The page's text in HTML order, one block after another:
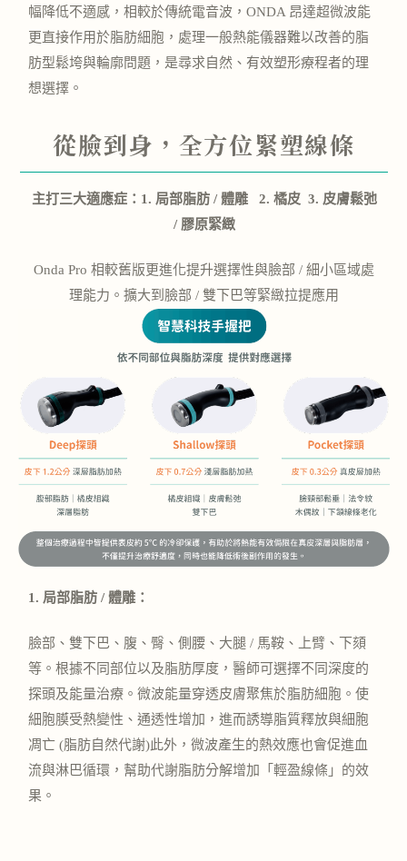
幅降低不適感，相較於傳統電音波，ONDA 昂達超微波能
更直接作用於脂肪細胞，處理一般熱能儀器難以改善的脂
肪型鬆垮與輪廓問題，是尋求自然、有效塑形療程者的理
想選擇。
從臉到身，全方位緊塑線條
主打三大適應症：1. 局部脂肪 / 體雕 2. 橘皮 3. 皮膚鬆弛
/ 膠原緊緻
Onda Pro 相較舊版更進化提升選擇性與臉部 / 細小區域處
理能力。擴大到臉部 / 雙下巴等緊緻拉提應用
1. 局部脂肪 / 體雕：
臉部、雙下巴、腹、臀、側腰、大腿 / 馬鞍、上臂、下頦
等。根據不同部位以及脂肪厚度，醫師可選擇不同深度的
探頭及能量治療。 微波能量穿透皮膚聚焦於脂肪細胞。使
細胞膜受熱變性、通透性增加，進而誘導脂質釋放與細胞
凋亡 (脂肪自然代謝)此外， 微波產生的熱效應也會促進血
流與淋巴循環，幫助代謝脂肪分解增加「輕盈線條」的效
果。